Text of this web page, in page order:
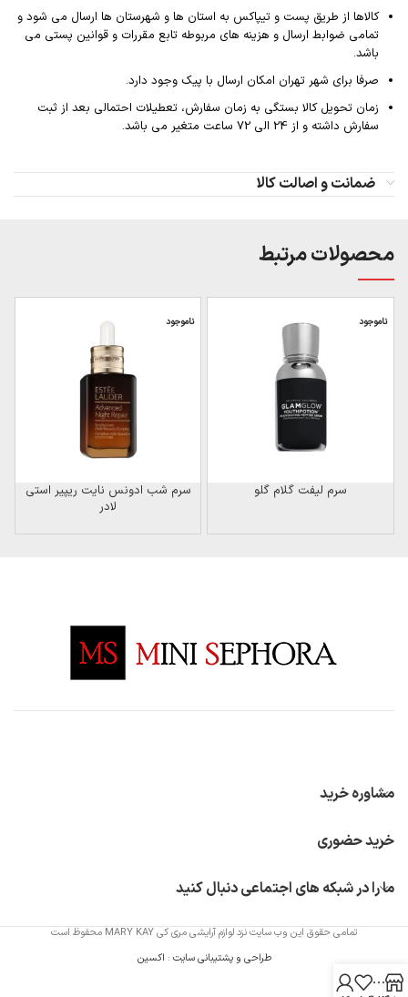
کالاها از طریق پست و تیپاکس به استان ها و شهرستان ها ارسال می شود و
تمامی ضوابط ارسال و هزینه های مربوطه تابع مقررات و قوانین پستی می
باشد.
صرفا برای شهر تهران امکان ارسال با پیک وجود دارد.
زمان تحویل کالا بستگی به زمان سفارش، تعطیلات احتمالی بعد از ثبت
سفارش داشته و از 24 الی 72 ساعت متغیر می باشد.
ضمانت و اصالت کالا
محصولات مرتبط
ناموجود
سرم لیفت گلام گلو
ناموجود
سرم شب ادونس نایت ریپیر استی
لادر
مشاوره خرید
خرید حضوری
ما را در شبکه های اجتماعی دنبال کنید
تمامی حقوق این وب سایت نزد لوازم آرایشی مری کی MARY KAY محفوظ است
طراحی و پشتیبانی سایت : اکسین